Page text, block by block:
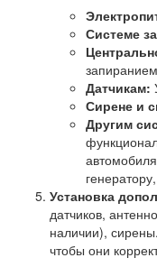
Системе
Датчикам:
Сирене и
Другим
Установка
датчиков,
наличии),
чтобы они